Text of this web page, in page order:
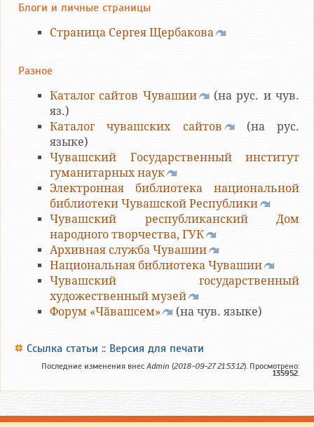
Блоги и личные страницы
Страница Сергея Щербакова
Разное
Каталог сайтов Чувашии
(на рус. и чув.
яз.)
Каталог чувашских сайтов
(на рус.
языке)
Чувашский Государственный институт
гуманитарных наук
Электронная библиотека национальной
библиотеки Чувашской Республики
Чувашский республиканский Дом
народного творчества, ГУК
Архивная служба Чувашии
Национальная библиотека Чувашии
Чувашский государственный
художественный музей
Форум «Чӑвашсем»
(на чув. языке)
Ссылка статьи :: Версия для печати
Последние изменения внес Admin (2018-09-27 21:53:12). Просмотрено:
135952